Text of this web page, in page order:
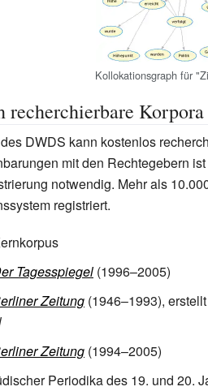
Kollokationsgraph für
recherchierbare Korpora
DWDS kann kostenlos
mit den Rechtegebern
notwendig. Mehr als
registriert.
Tagesspiegel (1996–2005)
Zeitung (1946–1993),
Zeitung (1994–2005)
Periodika des 19. und 20.